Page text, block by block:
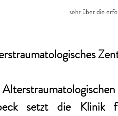
sehr über die
setzt die Klinik